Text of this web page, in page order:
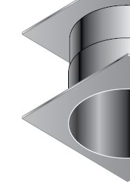
Assortiment
Oplossingen
Downloads
Academy